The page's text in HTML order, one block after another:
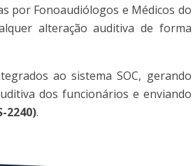
por Fonoaudiólogos e Médicos do
alteração auditiva de forma
ao sistema SOC, gerando
dos funcionários e enviando
2240).